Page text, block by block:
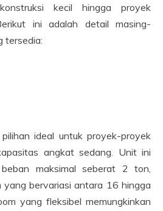
kecil hingga proyek
ini adalah detail masing-
tersedia:
ideal untuk proyek-proyek
angkat sedang. Unit ini
maksimal seberat 2 ton,
yang bervariasi antara 16 hingga
yang fleksibel memungkinkan